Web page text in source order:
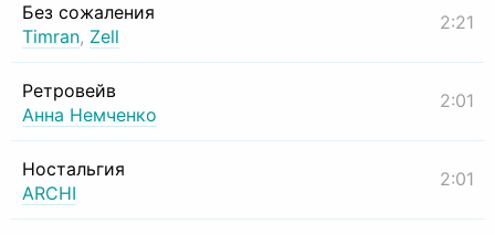
Без сожаления
Timran, Zell
2:21
Ретровейв
Анна Немченко
2:01
Ностальгия
ARCHI
2:01